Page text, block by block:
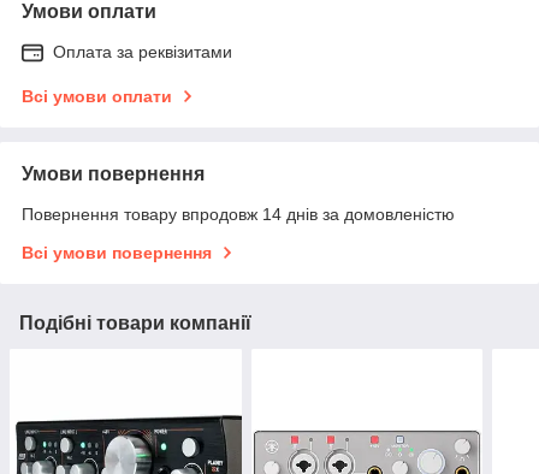
Умови оплати
Оплата за реквізитами
Всі умови оплати
Умови повернення
Повернення товару впродовж 14 днів за домовленістю
Всі умови повернення
Подібні товари компанії